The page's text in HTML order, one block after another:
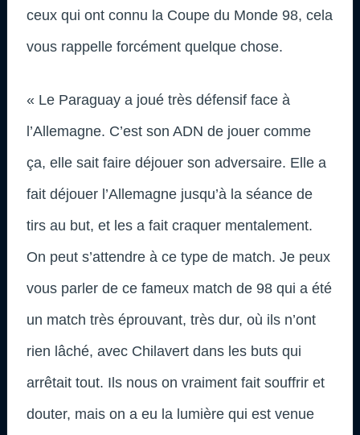
ceux qui ont connu la Coupe du Monde 98, cela
vous rappelle forcément quelque chose.
« Le Paraguay a joué très défensif face à
l’Allemagne. C’est son ADN de jouer comme
ça, elle sait faire déjouer son adversaire. Elle a
fait déjouer l’Allemagne jusqu’à la séance de
tirs au but, et les a fait craquer mentalement.
On peut s’attendre à ce type de match. Je peux
vous parler de ce fameux match de 98 qui a été
un match très éprouvant, très dur, où ils n’ont
rien lâché, avec Chilavert dans les buts qui
arrêtait tout. Ils nous on vraiment fait souffrir et
douter, mais on a eu la lumière qui est venue